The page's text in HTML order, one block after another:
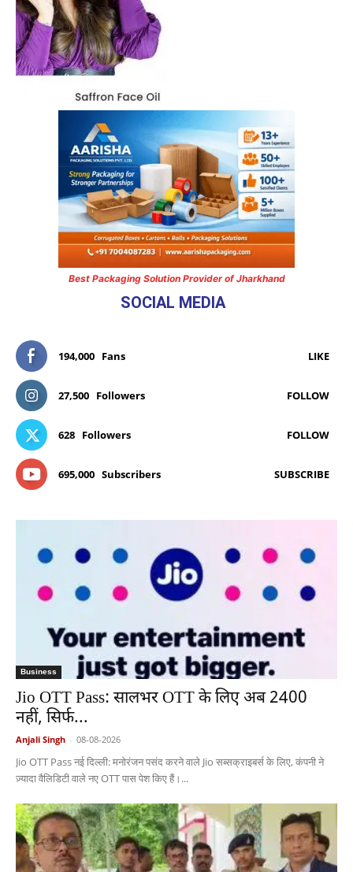
Best Packaging Solution Provider of Jharkhand
SOCIAL MEDIA
194,000 Fans LIKE
27,500 Followers FOLLOW
628 Followers FOLLOW
695,000 Subscribers SUBSCRIBE
Business
Jio OTT Pass: सालभर OTT के लिए अब 2400
नहीं, सिर्फ...
Anjali Singh - 08-08-2026
Jio OTT Pass नई दिल्ली: मनोरंजन पसंद करने वाले Jio सब्सक्राइबर्स के लिए, कंपनी ने
ज़्यादा वैलिडिटी वाले नए OTT पास पेश किए हैं।...